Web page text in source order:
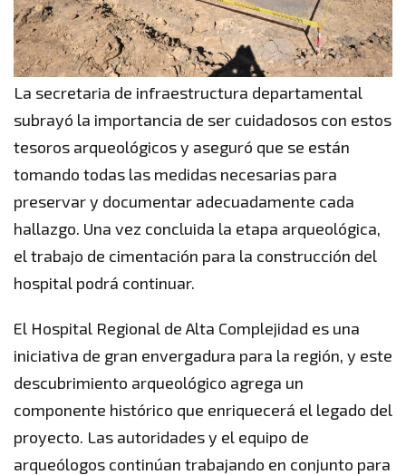
La secretaria de infraestructura departamental
subrayó la importancia de ser cuidadosos con estos
tesoros arqueológicos y aseguró que se están
tomando todas las medidas necesarias para
preservar y documentar adecuadamente cada
hallazgo. Una vez concluida la etapa arqueológica,
el trabajo de cimentación para la construcción del
hospital podrá continuar.
El Hospital Regional de Alta Complejidad es una
iniciativa de gran envergadura para la región, y este
descubrimiento arqueológico agrega un
componente histórico que enriquecerá el legado del
proyecto. Las autoridades y el equipo de
arqueólogos continúan trabajando en conjunto para